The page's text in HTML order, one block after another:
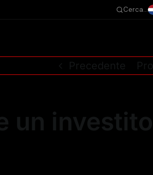
Cerca...